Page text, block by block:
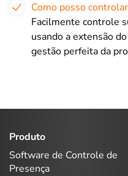
Como posso
Facilmente controle
usando a extensão
gestão perfeita da
Produto
Software de Controle de
Presença